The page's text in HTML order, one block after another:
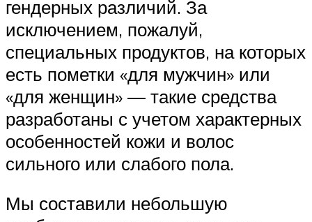
гендерных различий. За
исключением, пожалуй,
специальных продуктов, на которых
есть пометки «для мужчин» или
«для женщин» — такие средства
разработаны с учетом характерных
особенностей кожи и волос
сильного или слабого пола.
Мы составили небольшую